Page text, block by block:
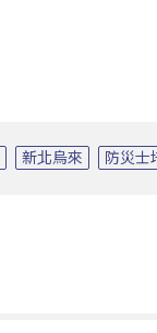
新北烏來 防災士